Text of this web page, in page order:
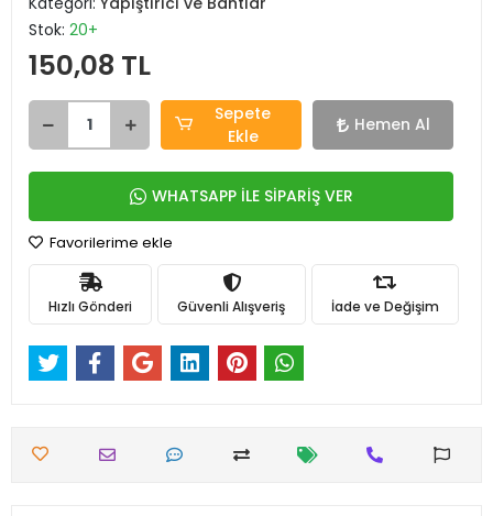
Stok: 20+
150,08 TL
Sepete
Ekle
Hemen Al
WHATSAPP İLE SİPARİŞ VER
Favorilerime ekle
Hızlı Gönderi Güvenli Alışveriş İade ve Değişim